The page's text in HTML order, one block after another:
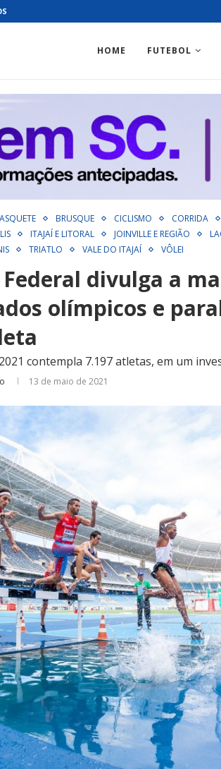
HOME FUTEBOL
BRUSQUE CICLISMO CORRIDA
ITAJAÍ E LITORAL JOINVILLE E REGIÃO
TRIATLO VALE DO ITAJAÍ VÔLEI
divulga a
olímpicos e
contempla 7.197 atletas, em um
13 de maio de 2021